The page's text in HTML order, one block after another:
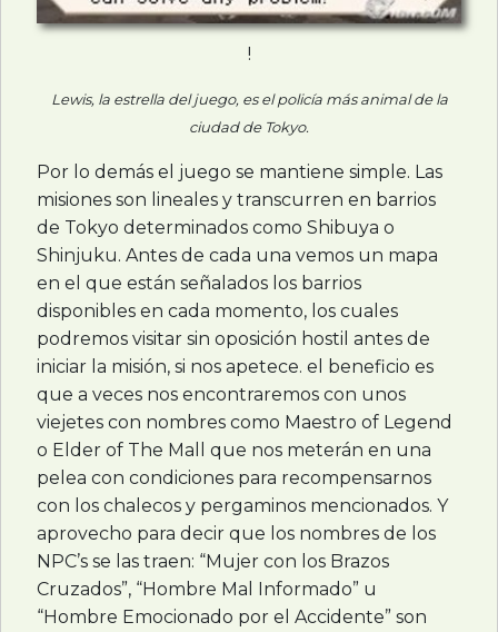
!
Lewis, la estrella del juego, es el policía más animal de la
ciudad de Tokyo.
Por lo demás el juego se mantiene simple. Las
misiones son lineales y transcurren en barrios
de Tokyo determinados como Shibuya o
Shinjuku. Antes de cada una vemos un mapa
en el que están señalados los barrios
disponibles en cada momento, los cuales
podremos visitar sin oposición hostil antes de
iniciar la misión, si nos apetece. el beneficio es
que a veces nos encontraremos con unos
viejetes con nombres como Maestro of Legend
o Elder of The Mall que nos meterán en una
pelea con condiciones para recompensarnos
con los chalecos y pergaminos mencionados. Y
aprovecho para decir que los nombres de los
NPC’s se las traen: “Mujer con los Brazos
Cruzados”, “Hombre Mal Informado” u
“Hombre Emocionado por el Accidente” son